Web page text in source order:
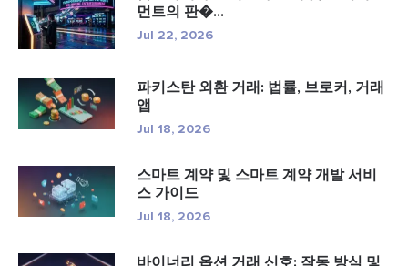
먼트의 판�...
Jul 22, 2026
파키스탄 외환 거래: 법률, 브로커, 거래
앱
Jul 18, 2026
스마트 계약 및 스마트 계약 개발 서비
스 가이드
Jul 18, 2026
바이너리 옵션 거래 신호: 작동 방식 및